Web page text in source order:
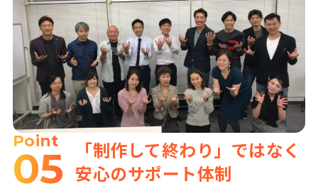
Point
05
「制作して終わり」ではなく
安心のサポート体制